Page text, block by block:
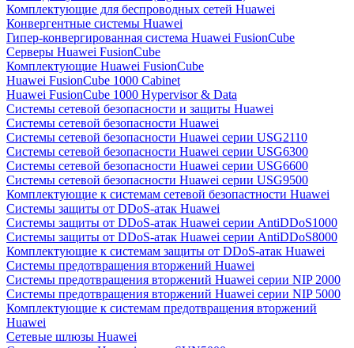
Комплектующие для беспроводных сетей Huawei
Конвергентные системы Huawei
Гипер-конвергированная система Huawei FusionCube
Серверы Huawei FusionCube
Комплектующие Huawei FusionCube
Huawei FusionCube 1000 Cabinet
Huawei FusionCube 1000 Hypervisor & Data
Системы сетевой безопасности и защиты Huawei
Системы сетевой безопасности Huawei
Системы сетевой безопасности Huawei серии USG2110
Системы сетевой безопасности Huawei серии USG6300
Системы сетевой безопасности Huawei серии USG6600
Системы сетевой безопасности Huawei серии USG9500
Комплектующие к системам сетевой безопастности Huawei
Системы защиты от DDoS-атак Huawei
Системы защиты от DDoS-атак Huawei серии AntiDDoS1000
Системы защиты от DDoS-атак Huawei серии AntiDDoS8000
Комплектующие к системам защиты от DDoS-атак Huawei
Системы предотвращения вторжений Huawei
Системы предотвращения вторжений Huawei серии NIP 2000
Системы предотвращения вторжений Huawei серии NIP 5000
Комплектующие к системам предотвращения вторжений
Huawei
Сетевые шлюзы Huawei